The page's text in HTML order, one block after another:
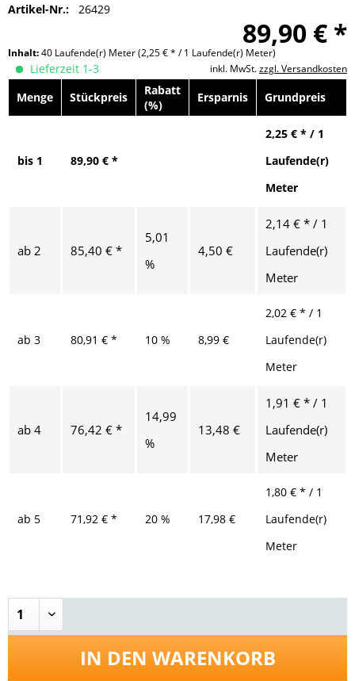
Artikel-Nr.: 26429
89,90 € *
Inhalt:40 Laufende(r) Meter(2,25 € * / 1 Laufende(r) Meter)
inkl. MwSt.zzgl. Versandkosten
Lieferzeit 1-3
Menge
Stückpreis
Rabatt
(%)
Ersparnis Grundpreis
bis 1 89,90 € *
2,25 € * / 1
Laufende(r)
Meter
ab 2 85,40 € *
5,01
%
4,50 €
2,14 € * / 1
Laufende(r)
Meter
ab 3 80,91 € * 10 % 8,99 €
2,02 € * / 1
Laufende(r)
Meter
ab 4 76,42 € *
14,99
%
13,48 €
1,91 € * / 1
Laufende(r)
Meter
ab 5 71,92 € * 20 % 17,98 €
1,80 € * / 1
Laufende(r)
Meter
IN DEN WARENKORB